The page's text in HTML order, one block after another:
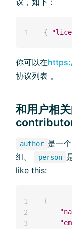
{
1
你可以在
协议列表 。
和用户相
author 是一
组。
person
like this:
{
1
2
3